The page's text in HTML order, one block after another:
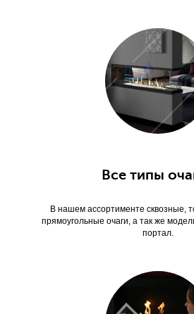
Все типы
В нашем ассортименте сквозные,
прямоугольные очаги, а так же
портал.